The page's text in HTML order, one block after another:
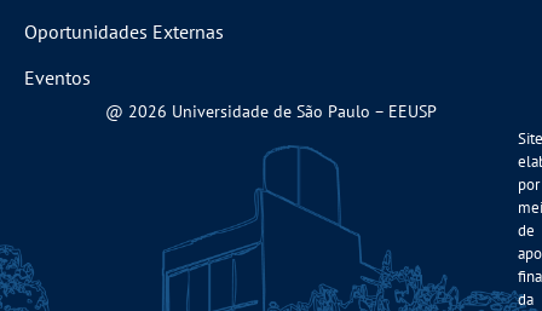
Oportunidades Externas
Eventos
@ 2026 Universidade de São Paulo – EEUSP
Site
por
de
da